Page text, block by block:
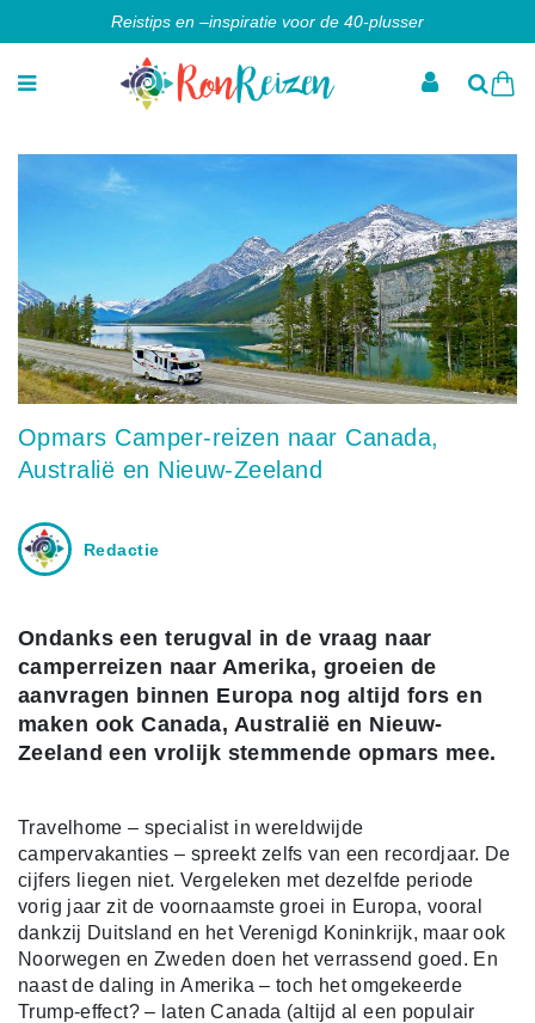
Reistips en –inspiratie voor de 40-plusser
Opmars Camper-reizen naar Canada,
Australië en Nieuw-Zeeland
Redactie
Ondanks een terugval in de vraag naar
camperreizen naar Amerika, groeien de
aanvragen binnen Europa nog altijd fors en
maken ook Canada, Australië en Nieuw-
Zeeland een vrolijk stemmende opmars mee.
Travelhome – specialist in wereldwijde
campervakanties – spreekt zelfs van een recordjaar. De
cijfers liegen niet. Vergeleken met dezelfde periode
vorig jaar zit de voornaamste groei in Europa, vooral
dankzij Duitsland en het Verenigd Koninkrijk, maar ook
Noorwegen en Zweden doen het verrassend goed. En
naast de daling in Amerika – toch het omgekeerde
Trump-effect? – laten Canada (altijd al een populair